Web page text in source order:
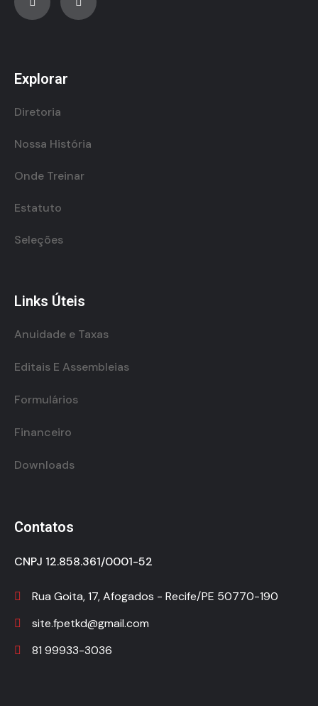
Explorar
Diretoria
Nossa História
Onde Treinar
Estatuto
Seleções
Links Úteis
Anuidade e Taxas
Editais E Assembleias
Formulários
Financeiro
Downloads
Contatos
CNPJ 12.858.361/0001-52
Rua Goita, 17, Afogados - Recife/PE 50770-190
site.fpetkd@gmail.com
81 99933-3036